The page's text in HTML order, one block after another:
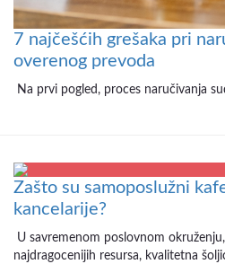
7 najčešćih grešaka pri
overenog prevoda
Na prvi pogled, proces naručivanja
Zašto su samoposlužni
kancelarije?
U savremenom poslovnom
najdragocenijih resursa, kvalitetna